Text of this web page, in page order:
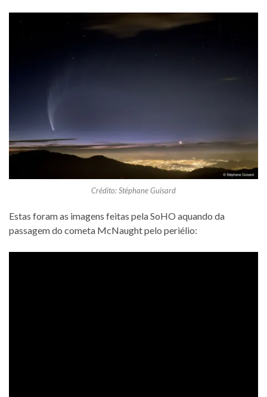
Crédito: Stéphane Guisard
Estas foram as imagens feitas pela SoHO aquando da
passagem do cometa McNaught pelo periélio: